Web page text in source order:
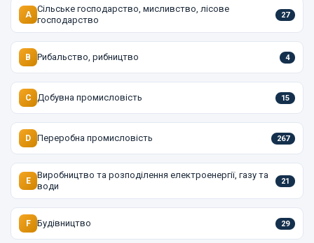
A
Сільське господарство, мисливство, лісове
господарство
27
B Рибальство, рибництво 4
C Добувна промисловість 15
D Переробна промисловість 267
E
Виробництво та розподілення електроенергії, газу та
води
21
F Будівництво 29